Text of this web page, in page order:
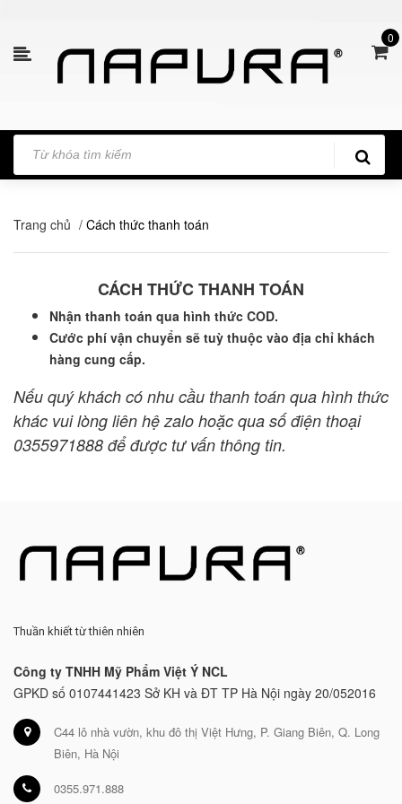
0
Trang chủ / Cách thức thanh toán
CÁCH THỨC THANH TOÁN
Nhận thanh toán qua hình thức COD.
Cước phí vận chuyển sẽ tuỳ thuộc vào địa chỉ khách
hàng cung cấp.
Nếu quý khách có nhu cầu thanh toán qua hình thức
khác vui lòng liên hệ zalo hoặc qua số điện thoại
0355971888 để được tư vấn thông tin.
Thuần khiết từ thiên nhiên
Công ty TNHH Mỹ Phẩm Việt Ý NCL
GPKD số 0107441423 Sở KH và ĐT TP Hà Nội ngày 20/052016
C44 lô nhà vườn, khu đô thị Việt Hưng, P. Giang Biên, Q. Long
Biên, Hà Nội
0355.971.888